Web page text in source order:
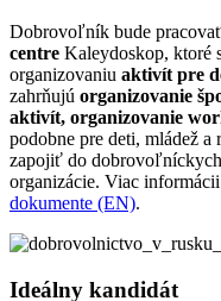
Dobrovoľník bude
centre Kaleydoskop, ktoré
organizovaniu aktivít pre
zahrňujú organizovanie
aktivít, organizovanie
podobne pre deti, mládež
zapojiť do
organizácie. Viac
dokumente (EN).
Ideálny kandidát